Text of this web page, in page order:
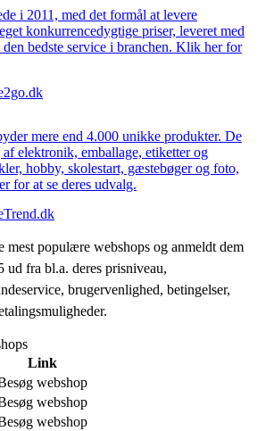
i 2011, med det formål at levere
konkurrencedygtige priser, leveret med
den bedste service i branchen. Klik her for
mere end 4.000 unikke produkter. De
elektronik, emballage, etiketter og
hobby, skolestart, gæstebøger og foto,
for at se deres udvalg.
mest populære webshops og anmeldt dem
ud fra bl.a. deres prisniveau,
brugervenlighed, betingelser,
Link
webshop
webshop
webshop